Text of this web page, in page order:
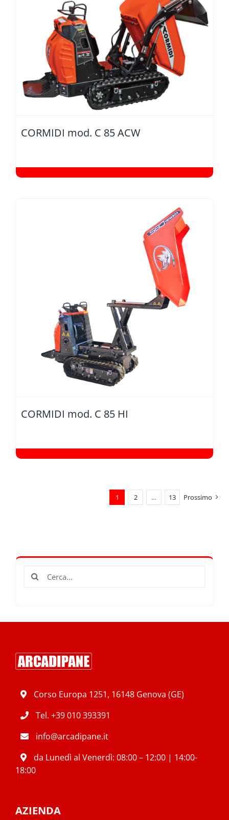
CORMIDI mod. C 85 ACW
CORMIDI mod. C 85 HI
1 2 … 13 Prossimo
Cerca
per:
Corso Europa 1251, 16148 Genova (GE)
Tel. +39 010 393391
info@arcadipane.it
da Lunedì al Venerdì: 08:00 – 12:00 | 14:00-
18:00
AZIENDA